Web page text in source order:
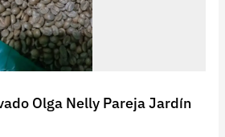
Olga Nelly Pareja Jardín